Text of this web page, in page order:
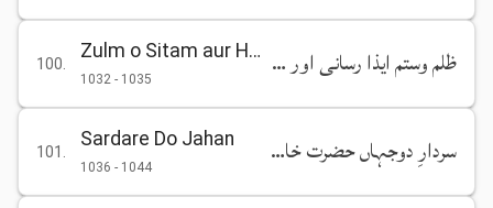
100
Zulm o Sitam aur Haq Talfi
1032 - 1035 ظلم وستم ایذا رسانی اور حق تلفی
101
Sardare Do Jahan
1036 - 1044 سردارِ دوجہاں حضرت خاتم النبیین محمد مصطفیٰ صلی اللہ علیہ وسلم